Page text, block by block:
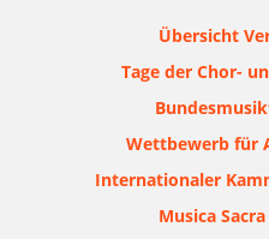
Übersicht
Tage der Chor-
Wettbewerb für
Internationaler
Musica